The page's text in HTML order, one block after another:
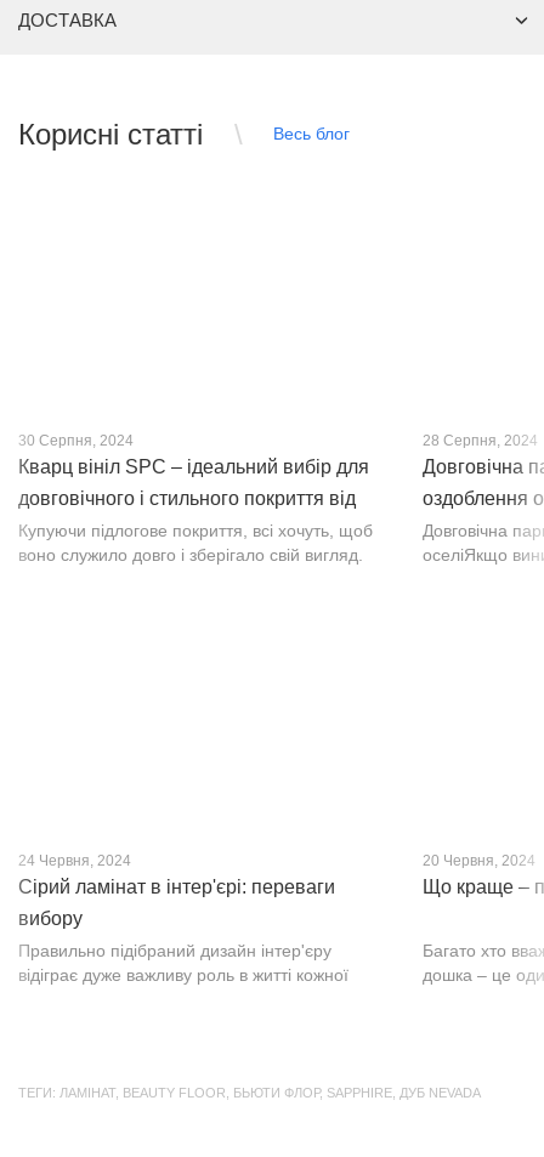
ДОСТАВКА
Корисні статті Весь блог
30 Серпня, 2024
Кварц вініл SPC – ідеальний вибір для
довговічного і стильного покриття від
PROFLOOR
Купуючи підлогове покриття, всі хочуть, щоб
воно служило довго і зберігало свій вигляд.
28 Серпня, 2024
Довговічна
оздоблення
Довговічна
оселіЯкщо
24 Червня, 2024
Сірий ламінат в інтер'єрі: переваги
вибору
Правильно підібраний дизайн інтер'єру
відіграє дуже важливу роль в житті кожної
20 Червня, 2024
Що краще –
Багато хто
дошка – це
ТЕГИ: ЛАМІНАТ, BEAUTY FLOOR БЬЮТИ ФЛОР, SAPPHIRE ДУБ NEVADA